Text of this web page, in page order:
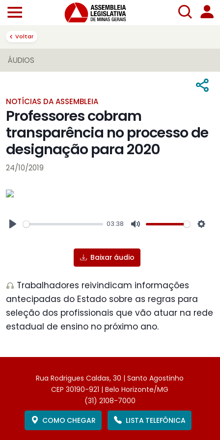
Voltar
ÁUDIOS
NOTÍCIAS DA ASSEMBLEIA
Professores cobram
transparência no processo de
designação para 2020
24/10/2019
03:38
Baixar áudio
Trabalhadores reivindicam informações
antecipadas do Estado sobre as regras para
seleção dos profissionais que vão atuar na rede
estadual de ensino no próximo ano.
Rua Rodrigues Caldas, 30 | Santo Agostinho
CEP 30190-921 | Belo Horizonte/MG
(31) 2108-7000
COMO CHEGAR
LISTA TELEFÔNICA